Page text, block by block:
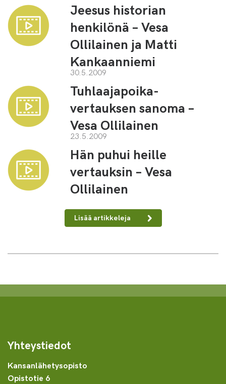
Jeesus historian
henkilönä – Vesa
Ollilainen ja Matti
Kankaanniemi
30.5.2009
Tuhlaajapoika-
vertauksen sanoma –
Vesa Ollilainen
23.5.2009
Hän puhui heille
vertauksin – Vesa
Ollilainen
Lisää artikkeleja
Yhteystiedot
Kansanlähetysopisto
Opistotie 6